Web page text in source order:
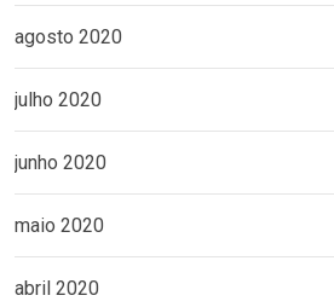
agosto 2020
julho 2020
junho 2020
maio 2020
abril 2020